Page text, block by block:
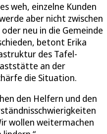
weh, einzelne Kunden
aber nicht zwischen
neu in die Gemeinde
betont Erika
des Tafel-
an der
die Situation.
den Helfern und den
wollen weitermachen